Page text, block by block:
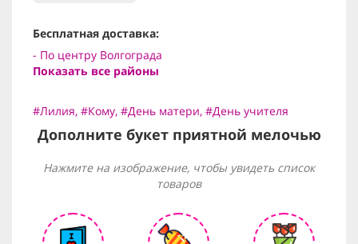
Бесплатная доставка:
- По центру Волгограда
Показать все районы
#Лилия, #Кому, #День матери, #День учителя
Дополните букет приятной мелочью
Нажмите на изображение, чтобы увидеть список
товаров